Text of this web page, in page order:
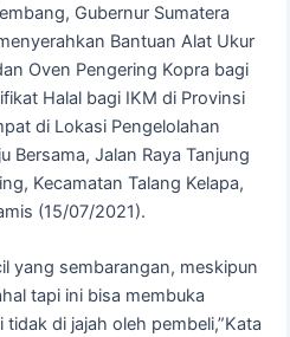
Gubernur Sumatera
Bantuan Alat Ukur
Oven Pengering Kopra bagi
Halal bagi IKM di Provinsi
di Lokasi Pengelolahan
Bersama, Jalan Raya Tanjung
Kecamatan Talang Kelapa,
(15/07/2021).
yang sembarangan, meskipun
tapi ini bisa membuka
di jajah oleh pembeli,”Kata